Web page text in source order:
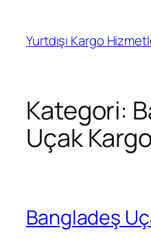
Yurtdışı Kargo
Kategori:
Uçak Kargo
Bangladeş